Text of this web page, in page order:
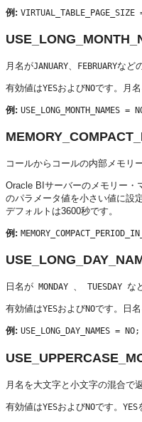
例:
月名がJANUARY、 FEBRUARYなど
有効値はYESおよびNOです。月
例: USE_LONG_MONTH_NAMES =
コールからコールの内部メモリ
Oracle BIサーバーのメモリー・
のパラメータ値を小さい値に設
デフォルトは3600秒です。
例:
日名が MONDAY 、 TUESDAY な
有効値はYESおよびNOです。日
例: USE_LONG_DAY_NAMES = NO;
月名を大文字と小文字の混合で
有効値はYESおよびNOです。 YES